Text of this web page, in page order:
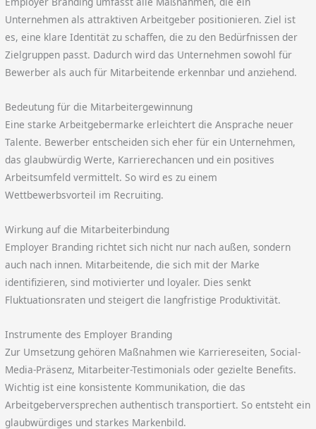
Unternehmen als attraktiven Arbeitgeber positionieren. Ziel ist
es, eine klare Identität zu schaffen, die zu den Bedürfnissen der
Zielgruppen passt. Dadurch wird das Unternehmen sowohl für
Bewerber als auch für Mitarbeitende erkennbar und anziehend.
Bedeutung für die Mitarbeitergewinnung
Eine starke Arbeitgebermarke erleichtert die Ansprache neuer
Talente. Bewerber entscheiden sich eher für ein Unternehmen,
das glaubwürdig Werte, Karrierechancen und ein positives
Arbeitsumfeld vermittelt. So wird es zu einem
Wettbewerbsvorteil im Recruiting.
Wirkung auf die Mitarbeiterbindung
Employer Branding richtet sich nicht nur nach außen, sondern
auch nach innen. Mitarbeitende, die sich mit der Marke
identifizieren, sind motivierter und loyaler. Dies senkt
Fluktuationsraten und steigert die langfristige Produktivität.
Instrumente des Employer Branding
Zur Umsetzung gehören Maßnahmen wie Karriereseiten, Social-
Media-Präsenz, Mitarbeiter-Testimonials oder gezielte Benefits.
Wichtig ist eine konsistente Kommunikation, die das
Arbeitgeberversprechen authentisch transportiert. So entsteht ein
glaubwürdiges und starkes Markenbild.